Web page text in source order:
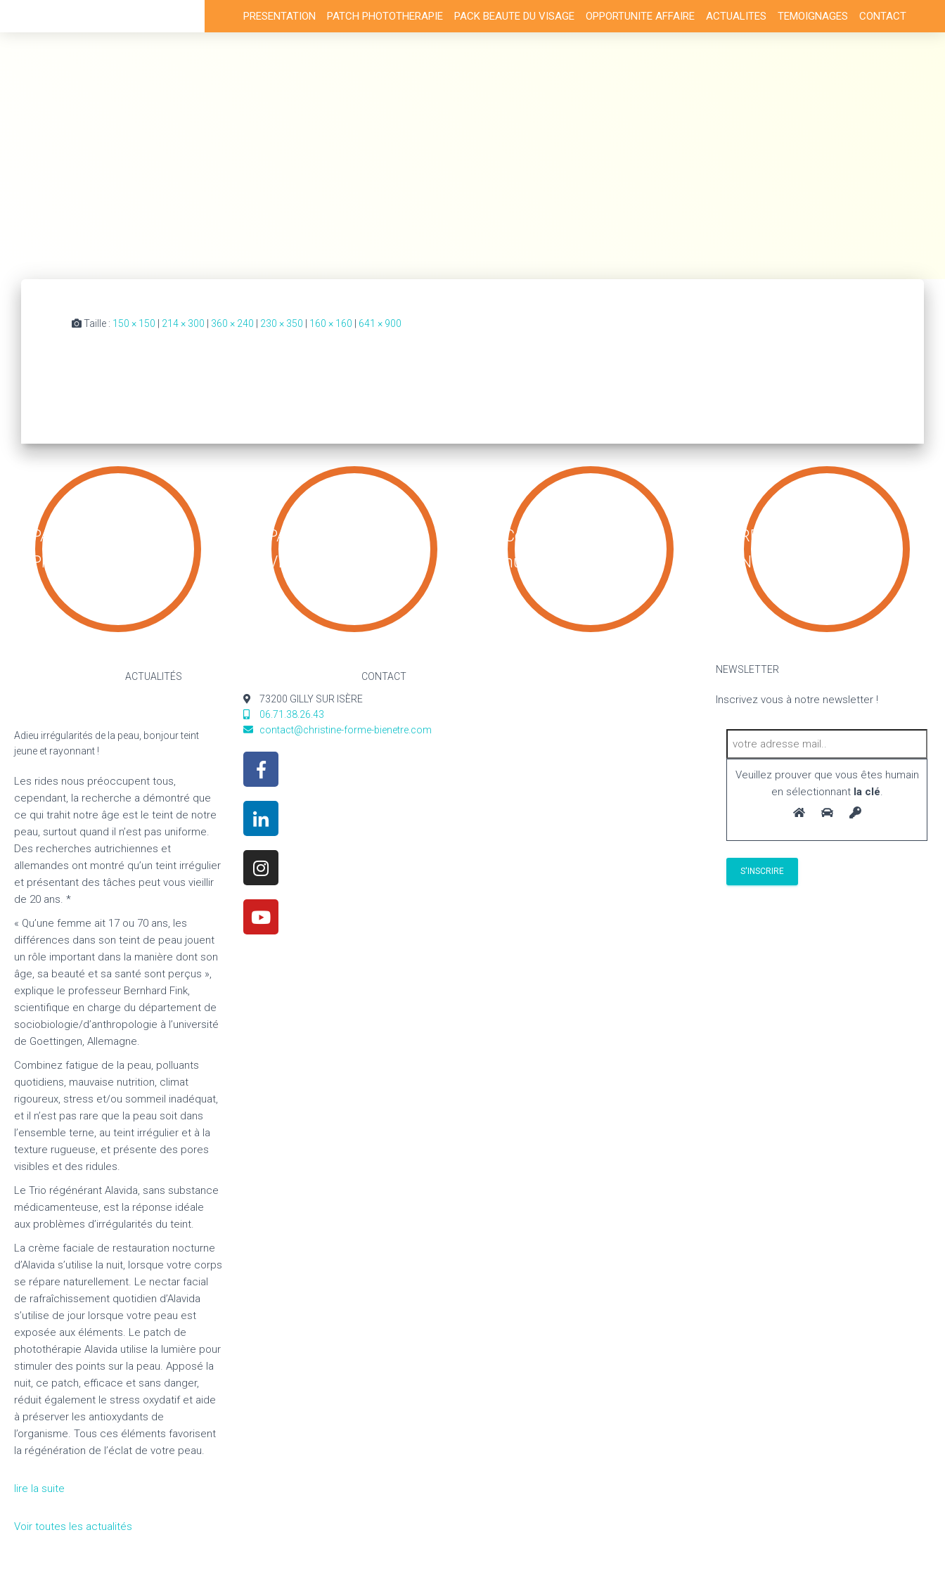
PRESENTATION PATCH PHOTOTHERAPIE PACK BEAUTE DU VISAGE OPPORTUNITE AFFAIRE ACTUALITES TEMOIGNAGES CONTACT
Taille : 150 × 150 214 × 300 360 × 240 230 × 350 160 × 160 641 × 900
PATCH
PHOTOTHÉRAPIE
PACK BEAUTÉ DU
VISAGE
Compléments
nutritionnels
REJOIGNEZ-
NOUS
ACTUALITÉS
Adieu irrégularités de la peau, bonjour teint
jeune et rayonnant !
Les rides nous préoccupent tous,
cependant, la recherche a démontré que
ce qui trahit notre âge est le teint de notre
peau, surtout quand il n’est pas uniforme.
Des recherches autrichiennes et
allemandes ont montré qu’un teint irrégulier
et présentant des tâches peut vous vieillir
de 20 ans. *
« Qu’une femme ait 17 ou 70 ans, les
différences dans son teint de peau jouent
un rôle important dans la manière dont son
âge, sa beauté et sa santé sont perçus »,
explique le professeur Bernhard Fink,
scientifique en charge du département de
sociobiologie/d’anthropologie à l’université
de Goettingen, Allemagne.
Combinez fatigue de la peau, polluants
quotidiens, mauvaise nutrition, climat
rigoureux, stress et/ou sommeil inadéquat,
et il n’est pas rare que la peau soit dans
l’ensemble terne, au teint irrégulier et à la
texture rugueuse, et présente des pores
visibles et des ridules.
Le Trio régénérant Alavida, sans substance
médicamenteuse, est la réponse idéale
aux problèmes d’irrégularités du teint.
La crème faciale de restauration nocturne
d’Alavida s’utilise la nuit, lorsque votre corps
se répare naturellement. Le nectar facial
de rafraîchissement quotidien d’Alavida
s’utilise de jour lorsque votre peau est
exposée aux éléments. Le patch de
photothérapie Alavida utilise la lumière pour
stimuler des points sur la peau. Apposé la
nuit, ce patch, efficace et sans danger,
réduit également le stress oxydatif et aide
à préserver les antioxydants de
l’organisme. Tous ces éléments favorisent
la régénération de l’éclat de votre peau.
lire la suite
Voir toutes les actualités
CONTACT
73200 GILLY SUR ISÈRE
06.71.38.26.43
contact@christine-forme-bienetre.com
NEWSLETTER
Inscrivez vous à notre newsletter !
Veuillez prouver que vous êtes humain
en sélectionnantla clé.